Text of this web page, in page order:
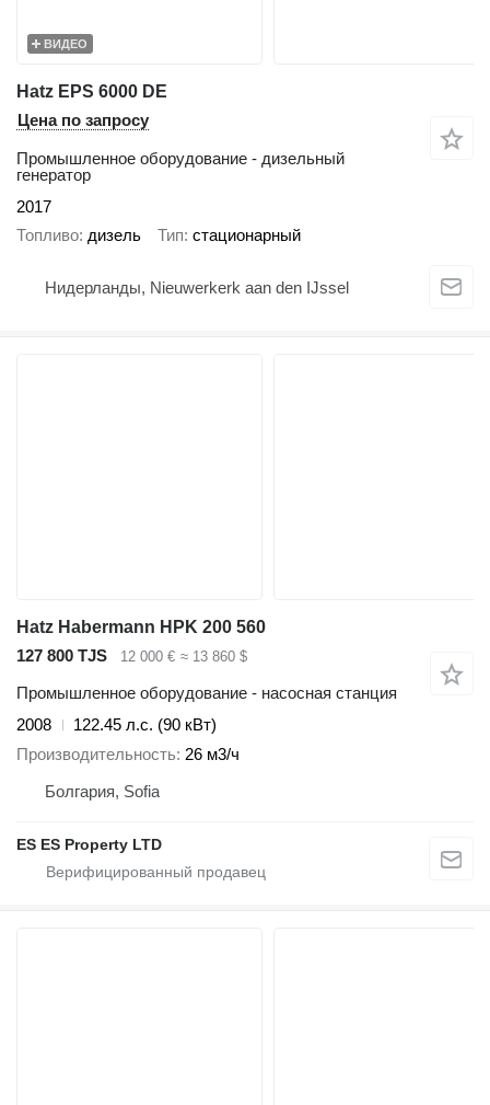
ВИДЕО
Hatz EPS 6000 DE
Цена по запросу
Промышленное оборудование - дизельный
генератор
2017
Топливо дизель Тип стационарный
Нидерланды, Nieuwerkerk aan den IJssel
Hatz Habermann HPK 200 560
127 800 TJS
12 000 € ≈ 13 860 $
Промышленное оборудование - насосная станция
2008
122.45 л.с. (90 кВт)
Производительность 26 м3/ч
Болгария, Sofia
ES ES Property LTD